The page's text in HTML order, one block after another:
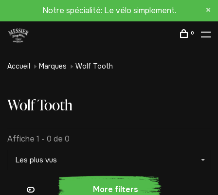
Notre spécialité: Le vélo simplement.
0
Accueil Marques Wolf Tooth
Wolf Tooth
Affiche 1 - 0 de 0
Les plus vus
More filters